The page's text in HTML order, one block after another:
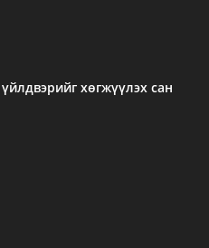
хөгжүүлэх сан